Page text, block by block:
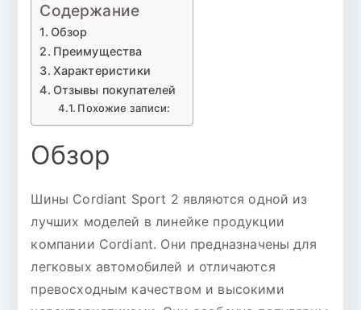
Содержание
Обзор
Преимущества
Характеристики
Отзывы покупателей
Похожие записи:
Обзор
Шины Cordiant Sport 2 являются одной из
лучших моделей в линейке продукции
компании Cordiant. Они предназначены для
легковых автомобилей и отличаются
превосходным качеством и высокими